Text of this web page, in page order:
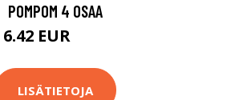
POMPOM 4 OSAA
6.42 EUR
LISÄTIETOJA